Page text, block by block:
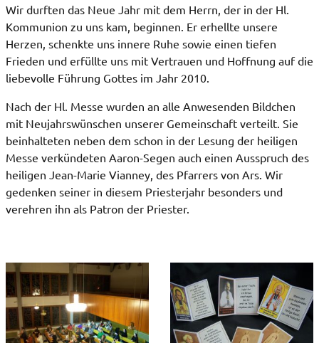
Wir durften das Neue Jahr mit dem Herrn, der in der Hl.
Kommunion zu uns kam, beginnen. Er erhellte unsere
Herzen, schenkte uns innere Ruhe sowie einen tiefen
Frieden und erfüllte uns mit Vertrauen und Hoffnung auf die
liebevolle Führung Gottes im Jahr 2010.
Nach der Hl. Messe wurden an alle Anwesenden Bildchen
mit Neujahrswünschen unserer Gemeinschaft verteilt. Sie
beinhalteten neben dem schon in der Lesung der heiligen
Messe verkündeten Aaron-Segen auch einen Ausspruch des
heiligen Jean-Marie Vianney, des Pfarrers von Ars. Wir
gedenken seiner in diesem Priesterjahr besonders und
verehren ihn als Patron der Priester.